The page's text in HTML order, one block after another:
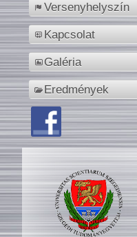
Versenyhelyszín
Kapcsolat
Galéria
Eredmények